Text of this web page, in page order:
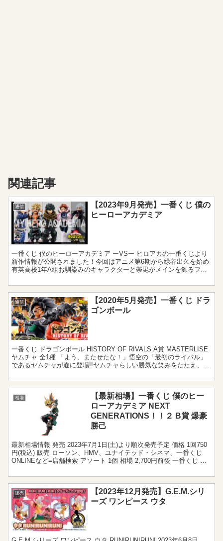
関連記事
通信
【2023年9月発売】一番くじ 僕の
ヒーローアカデミア
一番くじ 僕のヒーローアカデミア ーVSー ヒロアカの一番くじより
新作情報が公開されました！今回はアニメ第6期から緑谷出久を始め
有英高校1年A組お馴染みのキャラクターと荼毘がメインを飾るフィ
通信
【2020年5月発売】一番くじ ドラ
ゴンボール
一番くじ ドラゴンボール HISTORY OF RIVALS A賞 MASTERLISE
ヤムチャ 全1種 「よう、またせたな！」悟空の「最初のライバル」
であるヤムチャが遂に登場!!ヤムチャらしい勝気な笑みをたたえ、サ
相場
【最新相場】一番くじ 僕のヒー
ローアカデミア NEXT
GENERATIONS！！２ B賞 爆豪
勝己
最新相場情報 発売 2023年7月1日(土)より順次発売予定 価格 1回750
円(税込) 販売 ローソン、HMV、ユナイテッド・シネマ、一番くじ
ONLINEなど=店舗検索 アソート 1個 相場 2,700円前後 一番くじ 僕
販売
【2023年12月発売】G.E.M.シリ
ーズ ワンピース ウタ